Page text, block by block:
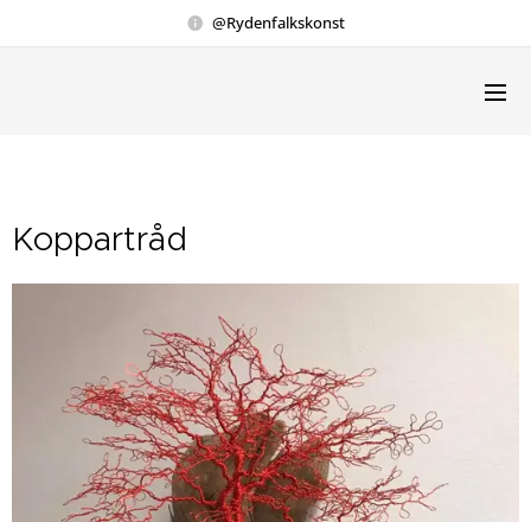
@Rydenfalkskonst
Koppartråd